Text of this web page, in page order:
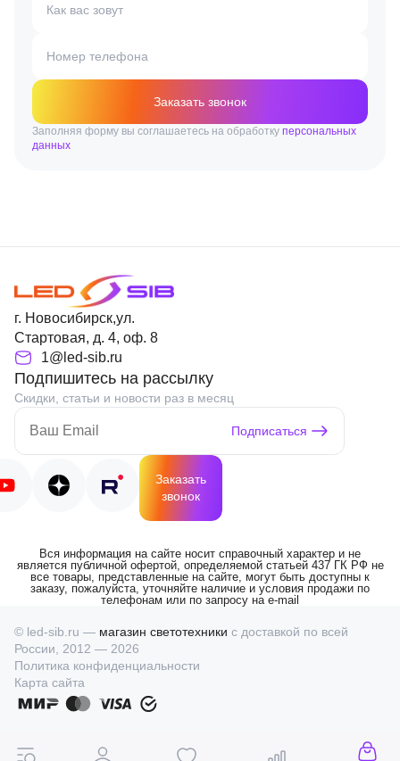
Как вас зовут
Номер телефона
Заказать звонок
Заполняя форму вы соглашаетесь на обработку персональных
данных
г. Новосибирск,ул.
Стартовая, д. 4, оф. 8
1@led-sib.ru
Подпишитесь на рассылку
Скидки, статьи и новости раз в месяц
Подписаться
Заказать
звонок
Вся информация на сайте носит справочный характер и не
является публичной офертой, определяемой статьей 437 ГК РФ не
все товары, представленные на сайте, могут быть доступны к
заказу, пожалуйста, уточняйте наличие и условия продажи по
телефонам или по запросу на e-mail
© led-sib.ru — магазин светотехники с доставкой по всей
России, 2012 — 2026
Политика конфиденциальности
Карта сайта